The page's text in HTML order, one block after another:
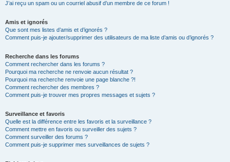
J’ai reçu un spam ou un courriel abusif d’un membre de ce forum !
Amis et ignorés
Que sont mes listes d’amis et d’ignorés ?
Comment puis-je ajouter/supprimer des utilisateurs de ma liste d’amis ou d’ignorés ?
Recherche dans les forums
Comment rechercher dans les forums ?
Pourquoi ma recherche ne renvoie aucun résultat ?
Pourquoi ma recherche renvoie une page blanche ?!
Comment rechercher des membres ?
Comment puis-je trouver mes propres messages et sujets ?
Surveillance et favoris
Quelle est la différence entre les favoris et la surveillance ?
Comment mettre en favoris ou surveiller des sujets ?
Comment surveiller des forums ?
Comment puis-je supprimer mes surveillances de sujets ?